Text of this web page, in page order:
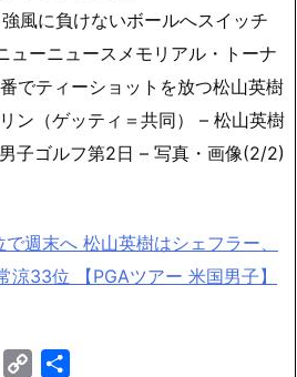
風に負けないボールへスイッチ
ューニュースメモリアル・トーナ
でティーショットを放つ松山英樹
ン（ゲッティ＝共同） – 松山英樹
子ゴルフ第2日 – 写真・画像(2/2)
週末へ 松山英樹はシェフラー、
涼33位 【PGAツアー 米国男子】
Email
Copy